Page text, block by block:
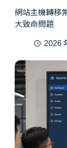
網站主機轉移
大致命問題
2026